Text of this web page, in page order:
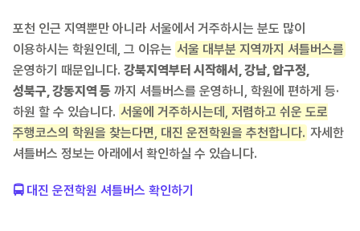
포천 인근 지역뿐만 아니라 서울에서 거주하시는 분도 많이
이용하시는 학원인데, 그 이유는 서울 대부분 지역까지 셔틀버스를
운영하기 때문입니다. 강북지역부터 시작해서, 강남, 압구정,
성북구, 강동지역 등 까지 셔틀버스를 운영하니, 학원에 편하게 등·
하원 할 수 있습니다. 서울에 거주하시는데, 저렴하고 쉬운 도로
주행코스의 학원을 찾는다면, 대진 운전학원을 추천합니다. 자세한
셔틀버스 정보는 아래에서 확인하실 수 있습니다.
🚍 대진 운전학원 셔틀버스 확인하기